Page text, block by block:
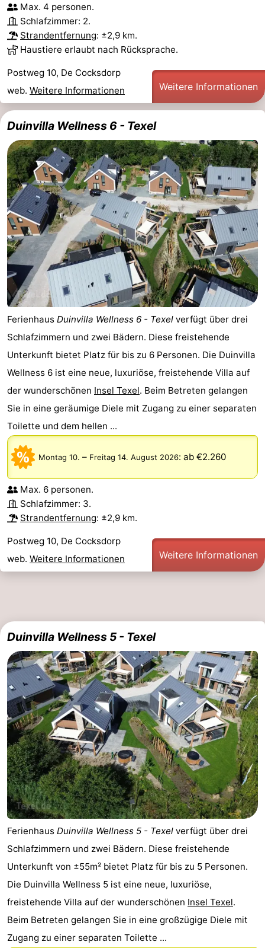
Schiermonnikoog
-
Ameland
-
Terschelling
-
Vlieland
Nordholland
-
Natur
Schoorlse
Duinen
-
Bergen
aan
Zee
-
Bergen
-
Alkmaar
-
Egmond
aan
Zee
-
Noordhollands
duinreservaat
-
Wijk
aan
Zee
-
Natur
Zuid-
Kennermerland
-
Amsterdam
-
Haarlem
-
Zandvoort
Wetter
Kontakt
Max. 4 personen.
Schlafzimmer: 2.
Strandentfernung: ±2,9 km.
Haustiere erlaubt nach Rücksprache.
Postweg 10, De Cocksdorp
web. Weitere Informationen Weitere Informationen
Duinvilla Wellness 6 - Texel
Ferienhaus Duinvilla Wellness 6 - Texel verfügt über drei
Schlafzimmern und zwei Bädern. Diese freistehende
Unterkunft bietet Platz für bis zu 6 Personen. Die Duinvilla
Wellness 6 ist eine neue, luxuriöse, freistehende Villa auf
der wunderschönen Insel Texel. Beim Betreten gelangen
Sie in eine geräumige Diele mit Zugang zu einer separaten
Toilette und dem hellen ...
Montag 10. – Freitag 14. August 2026: ab €2.260
Max. 6 personen.
Schlafzimmer: 3.
Strandentfernung: ±2,9 km.
Postweg 10, De Cocksdorp
web. Weitere Informationen Weitere Informationen
Duinvilla Wellness 5 - Texel
Ferienhaus Duinvilla Wellness 5 - Texel verfügt über drei
Schlafzimmern und zwei Bädern. Diese freistehende
Unterkunft von ±55m² bietet Platz für bis zu 5 Personen.
Die Duinvilla Wellness 5 ist eine neue, luxuriöse,
freistehende Villa auf der wunderschönen Insel Texel.
Beim Betreten gelangen Sie in eine großzügige Diele mit
Zugang zu einer separaten Toilette ...